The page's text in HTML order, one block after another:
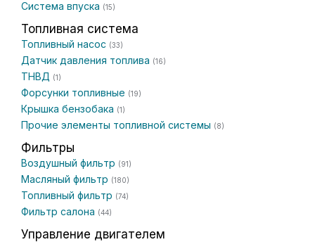
Система впуска (15)
Топливная система
Топливный насос (33)
Датчик давления топлива (16)
ТНВД (1)
Форсунки топливные (19)
Крышка бензобака (1)
Прочие элементы топливной системы (8)
Фильтры
Воздушный фильтр (91)
Масляный фильтр (180)
Топливный фильтр (74)
Фильтр салона (44)
Управление двигателем